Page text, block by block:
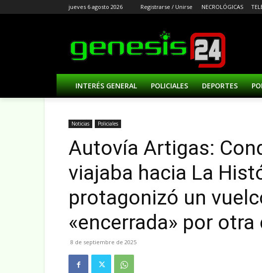
jueves 6 agosto 2026 Registrarse / Unirse NECROLÓGICAS
INTERÉS GENERAL POLICIALES DEPORTES
Noticias Policiales
Autovía Artigas:
viajaba hacia La
protagonizó un
«encerrada» por
8 de septiembre de 2025